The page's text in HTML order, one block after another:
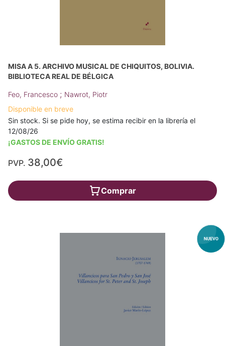
MISA A 5. ARCHIVO MUSICAL DE CHIQUITOS, BOLIVIA.
BIBLIOTECA REAL DE BÉLGICA
Feo, Francesco ; Nawrot, Piotr
Disponible en breve
Sin stock. Si se pide hoy, se estima recibir en la librería el
12/08/26
¡GASTOS DE ENVÍO GRATIS!
PVP. 38,00€
Comprar